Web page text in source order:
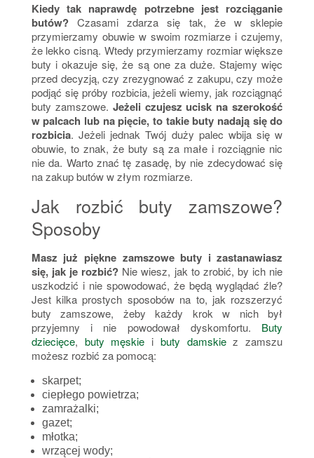
Kiedy tak naprawdę potrzebne jest rozciąganie
butów? Czasami zdarza się tak, że w sklepie
przymierzamy obuwie w swoim rozmiarze i czujemy,
że lekko cisną. Wtedy przymierzamy rozmiar większe
buty i okazuje się, że są one za duże. Stajemy więc
przed decyzją, czy zrezygnować z zakupu, czy może
podjąć się próby rozbicia, jeżeli wiemy, jak rozciągnąć
buty zamszowe. Jeżeli czujesz ucisk na szerokość
w palcach lub na pięcie, to takie buty nadają się do
rozbicia. Jeżeli jednak Twój duży palec wbija się w
obuwie, to znak, że buty są za małe i rozciągnie nic
nie da. Warto znać tę zasadę, by nie zdecydować się
na zakup butów w złym rozmiarze.
Jak rozbić buty zamszowe?
Sposoby
Masz już piękne zamszowe buty i zastanawiasz
się, jak je rozbić? Nie wiesz, jak to zrobić, by ich nie
uszkodzić i nie spowodować, że będą wyglądać źle?
Jest kilka prostych sposobów na to, jak rozszerzyć
buty zamszowe, żeby każdy krok w nich był
przyjemny i nie powodował dyskomfortu. Buty
dziecięce, buty męskie i buty damskiez zamszu
możesz rozbić za pomocą:
skarpet;
ciepłego powietrza;
zamrażalki;
gazet;
młotka;
wrzącej wody;